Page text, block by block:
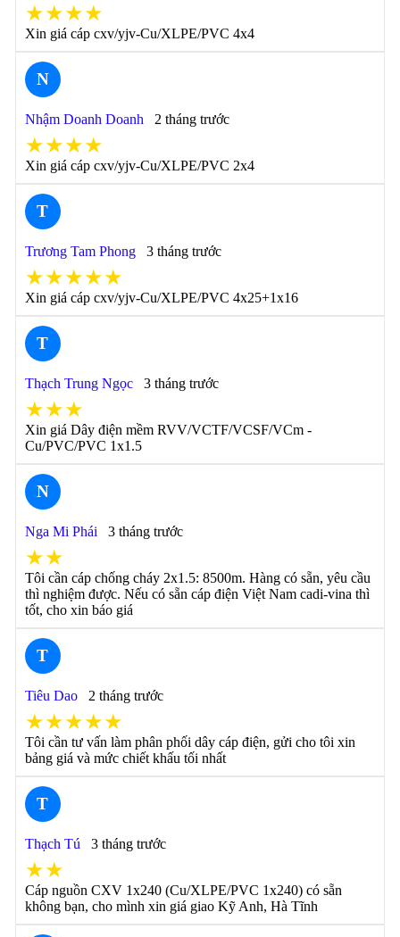
★★★★
Xin giá cáp cxv/yjv-Cu/XLPE/PVC 4x4
N
Nhậm Doanh Doanh 2 tháng trước
★★★★
Xin giá cáp cxv/yjv-Cu/XLPE/PVC 2x4
T
Trương Tam Phong 3 tháng trước
★★★★★
Xin giá cáp cxv/yjv-Cu/XLPE/PVC 4x25+1x16
T
Thạch Trung Ngọc 3 tháng trước
★★★
Xin giá Dây điện mềm RVV/VCTF/VCSF/VCm -
Cu/PVC/PVC 1x1.5
N
Nga Mi Phái 3 tháng trước
★★
Tôi cần cáp chống cháy 2x1.5: 8500m. Hàng có sẵn, yêu cầu
thì nghiệm được. Nếu có sẵn cáp điện Việt Nam cadi-vina thì
tốt, cho xin báo giá
T
Tiêu Dao 2 tháng trước
★★★★★
Tôi cần tư vấn làm phân phối dây cáp điện, gửi cho tôi xin
bảng giá và mức chiết khấu tối nhất
T
Thạch Tú 3 tháng trước
★★
Cáp nguồn CXV 1x240 (Cu/XLPE/PVC 1x240) có sẵn
không bạn, cho mình xin giá giao Kỹ Anh, Hà Tĩnh